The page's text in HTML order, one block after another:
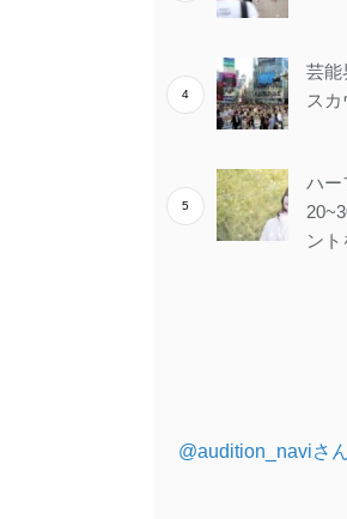
芸能
ス
ハー
ント
@audition_naviさ